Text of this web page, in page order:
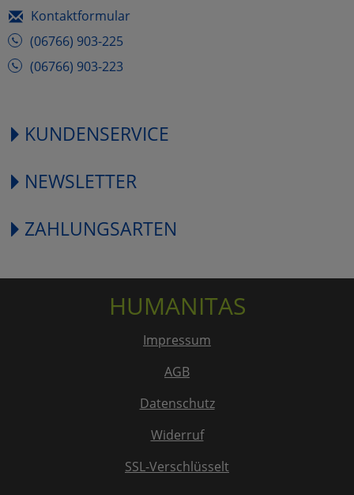
Kontaktformular
(06766) 903-225
(06766) 903-223
KUNDENSERVICE
NEWSLETTER
ZAHLUNGSARTEN
HUMANITAS
Impressum
AGB
Datenschutz
Widerruf
SSL-Verschlüsselt